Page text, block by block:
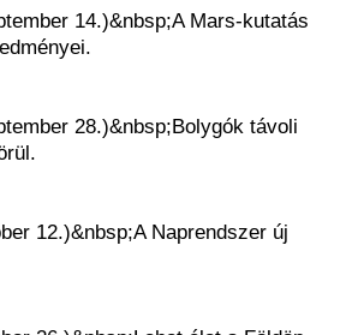
14.)&nbsp;A Mars-kutatás
28.)&nbsp;Bolygók távoli
12.)&nbsp;A Naprendszer új